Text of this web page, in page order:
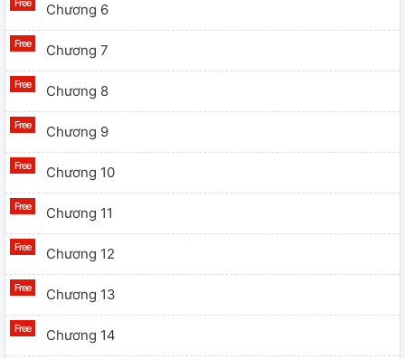
Chương 6
Chương 7
Chương 8
Chương 9
Chương 10
Chương 11
Chương 12
Chương 13
Chương 14